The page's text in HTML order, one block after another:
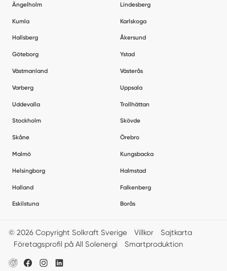
Ängelholm Lindesberg
Kumla Karlskoga
Hallsberg Åkersund
Göteborg Ystad
Västmanland Västerås
Varberg Uppsala
Uddevalla Trollhättan
Stockholm Skövde
Skåne Örebro
Malmö Kungsbacka
Helsingborg Halmstad
Halland Falkenberg
Eskilstuna Borås
© 2026 Copyright Solkraft Sverige Villkor
Sajtkarta
Företagsprofil på All Solenergi
Smartproduktion